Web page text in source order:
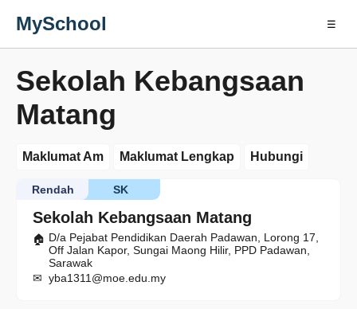
MySchool ☰
Sekolah Kebangsaan
Matang
Maklumat Am Maklumat Lengkap Hubungi
Sekolah Kebangsaan Matang
SK
Rendah
D/a Pejabat Pendidikan Daerah Padawan, Lorong 17,
Off Jalan Kapor, Sungai Maong Hilir, PPD Padawan,
Sarawak
yba1311@moe.edu.my